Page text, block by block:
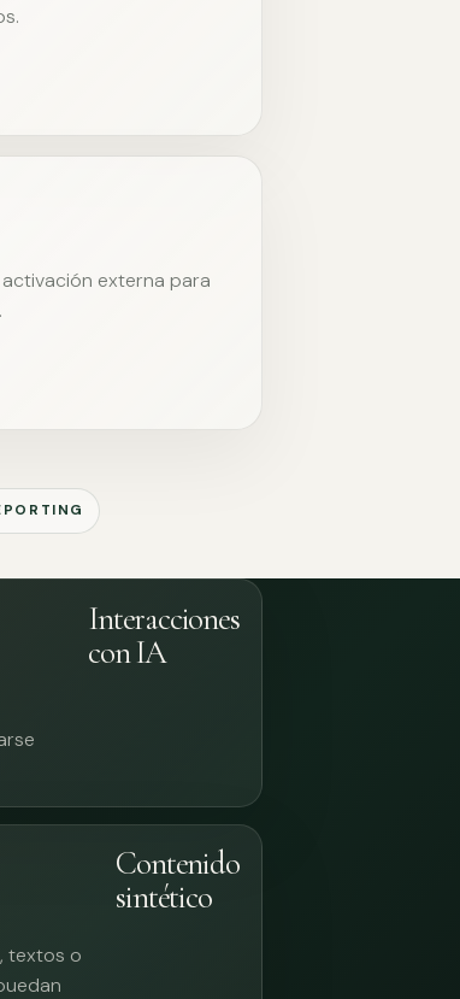
externa para
Interacciones
con IA
Contenido
sintético
textos o